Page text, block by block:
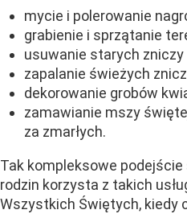
mycie i polerowanie
grabienie i sprzątanie
usuwanie starych zniczy
zapalanie świeżych
dekorowanie grobów
zamawianie mszy
za zmarłych.
Tak kompleksowe
rodzin korzysta z takich
Wszystkich Świętych, kiedy